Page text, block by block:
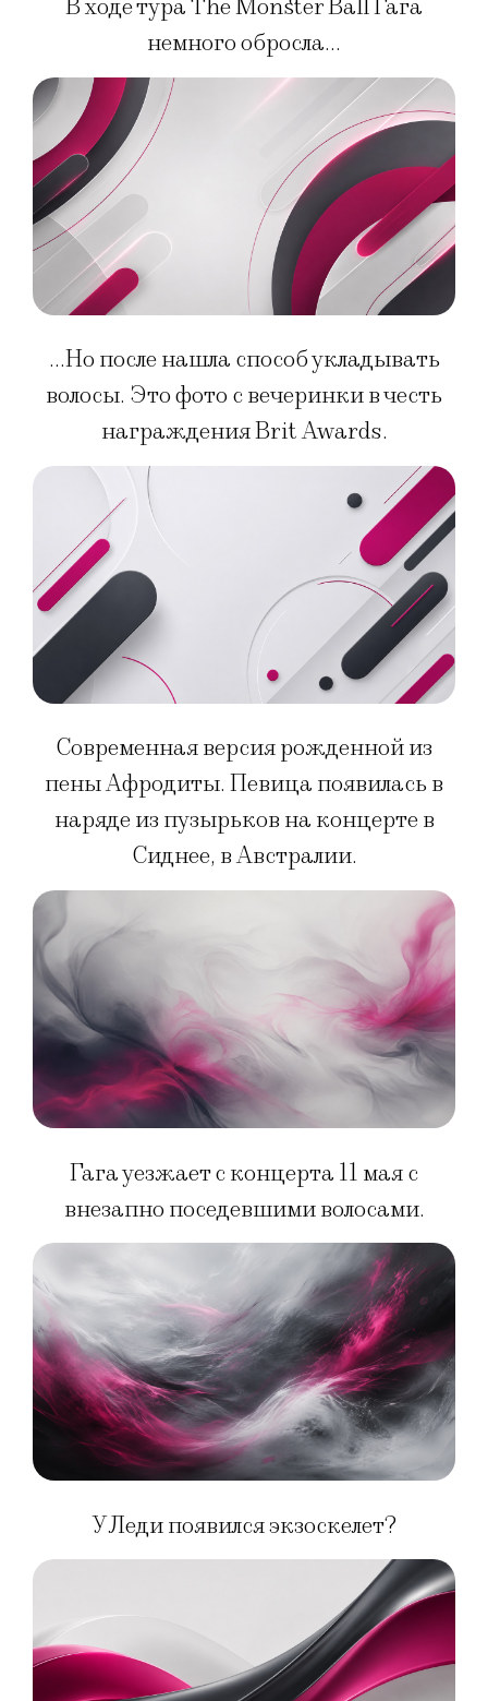
В ходе тура The Monster Ball Гага
немного обросла…
…Но после нашла способ укладывать
волосы. Это фото с вечеринки в честь
награждения Brit Awards.
Современная версия рожденной из
пены Афродиты. Певица появилась в
наряде из пузырьков на концерте в
Сиднее, в Австралии.
Гага уезжает с концерта 11 мая с
внезапно поседевшими волосами.
У Леди появился экзоскелет?